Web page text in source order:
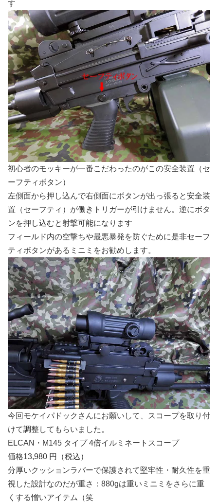
す
初心者のモッキーが一番こだわったのがこの安全装置（セ
ーフティボタン）
左側面から押し込んで右側面にボタンが出っ張ると安全装
置（セーフティ）が働きトリガーが引けません。逆にボタ
ンを押し込むと射撃可能になります
フィールド内の空撃ちや最悪暴発を防ぐために是非セーフ
ティボタンがあるミニミをお勧めします。
今回モケイパドックさんにお願いして、スコープを取り付
けて調整してもらいました。
ELCAN・M145 タイプ 4倍イルミネートスコープ
価格13,980 円（税込）
分厚いクッションラバーで保護されて堅牢性・耐久性を重
視した設計なのだが重さ：880gは重いミニミをさらに重
くする憎いアイテム（笑